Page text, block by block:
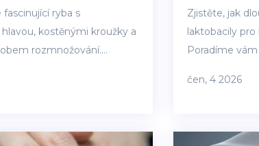
ryba s
kostěnými kroužky a
rozmnožování.
Zjistěte, jak
laktobacily pro
Poradíme
čen, 4 2026